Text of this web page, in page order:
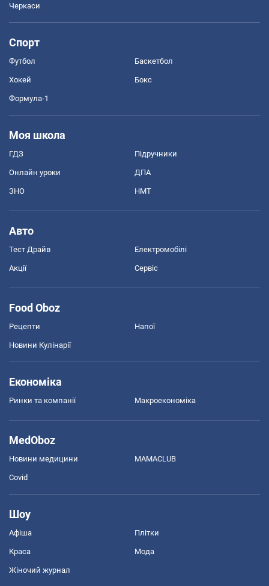
Черкаси
Спорт
Футбол Баскетбол
Хокей Бокс
Формула-1
Моя школа
ГДЗ Підручники
Онлайн уроки ДПА
ЗНО НМТ
Авто
Тест Драйв Електромобілі
Акції Сервіс
Food Oboz
Рецепти Напої
Новини Кулінарії
Економіка
Ринки та компанії Макроекономіка
MedOboz
Новини медицини MAMACLUB
Covid
Шоу
Афіша Плітки
Краса Мода
Жіночий журнал